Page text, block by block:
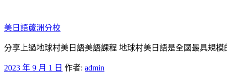
至
主
要
容
美日語蘆洲分校
分享上過地球村美日語美語課程 地球村美日語是全國最具規
發
2023 年 9 月 1 日 作者: admin